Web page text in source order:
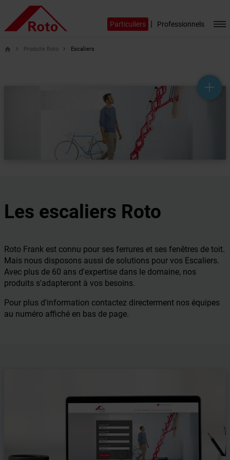
Particuliers | Professionnels
help_outline
headset_mic
mail_outline
home Produits Roto Escaliers
Les escaliers Roto
Roto Frank est connu pour ses ferrures et ses fenêtres de toit.
Mais nous disposons aussi de solutions pour vos Escaliers.
Avec plus de 60 ans d'expertise dans le domaine, nos
produits s'adapteront à vos besoins.
Pour plus d'information contactez directerment nos équipes
au numéro affiché en bas de page.